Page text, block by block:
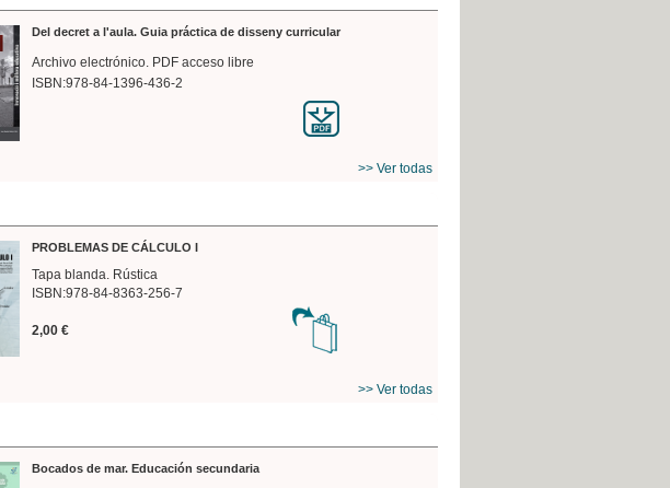
Del decret a l'aula. Guia práctica de disseny curricular
Archivo electrónico. PDF acceso libre
ISBN:978-84-1396-436-2
>> Ver todas
PROBLEMAS DE CÁLCULO I
Tapa blanda. Rústica
ISBN:978-84-8363-256-7
2,00 €
>> Ver todas
Bocados de mar. Educación secundaria